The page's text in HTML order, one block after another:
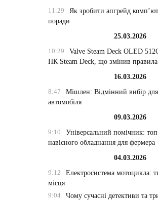
11:29
Як зробити апгрейд
поради
25.03.2026
10:29
Valve Steam Deck OLED
ПК Steam Deck, що змінив
16.03.2026
8:47
Мішлен: Відмінний вибір
автомобіля
09.03.2026
9:10
Універсальний помічник:
навісного обладнання для фермера
04.03.2026
9:12
Електросистема мотоцикла:
місця
9:04
Чому сучасні детективи та